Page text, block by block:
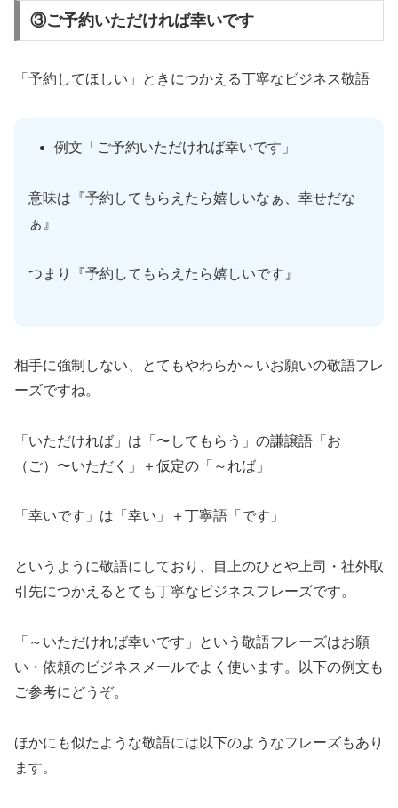
③ご予約いただければ幸いです
「予約してほしい」ときにつかえる丁寧なビジネス敬語
例文「ご予約いただければ幸いです」
意味は『予約してもらえたら嬉しいなぁ、幸せだな
ぁ』
つまり『予約してもらえたら嬉しいです』
相手に強制しない、とてもやわらか～いお願いの敬語フレ
ーズですね。
「いただければ」は「〜してもらう」の謙譲語「お
（ご）〜いただく」＋仮定の「～れば」
「幸いです」は「幸い」＋丁寧語「です」
というように敬語にしており、目上のひとや上司・社外取
引先につかえるとても丁寧なビジネスフレーズです。
「～いただければ幸いです」という敬語フレーズはお願
い・依頼のビジネスメールでよく使います。以下の例文も
ご参考にどうぞ。
ほかにも似たような敬語には以下のようなフレーズもあり
ます。